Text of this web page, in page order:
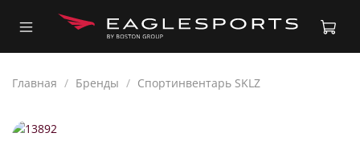
Главная Бренды Спортинвентарь SKLZ